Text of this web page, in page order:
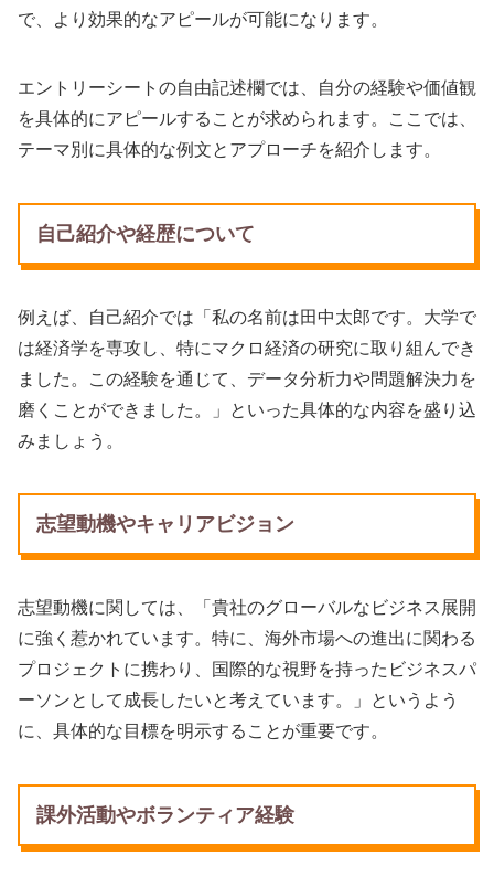
で、より効果的なアピールが可能になります。
エントリーシートの自由記述欄では、自分の経験や価値観
を具体的にアピールすることが求められます。ここでは、
テーマ別に具体的な例文とアプローチを紹介します。
自己紹介や経歴について
例えば、自己紹介では「私の名前は田中太郎です。大学で
は経済学を専攻し、特にマクロ経済の研究に取り組んでき
ました。この経験を通じて、データ分析力や問題解決力を
磨くことができました。」といった具体的な内容を盛り込
みましょう。
志望動機やキャリアビジョン
志望動機に関しては、「貴社のグローバルなビジネス展開
に強く惹かれています。特に、海外市場への進出に関わる
プロジェクトに携わり、国際的な視野を持ったビジネスパ
ーソンとして成長したいと考えています。」というよう
に、具体的な目標を明示することが重要です。
課外活動やボランティア経験